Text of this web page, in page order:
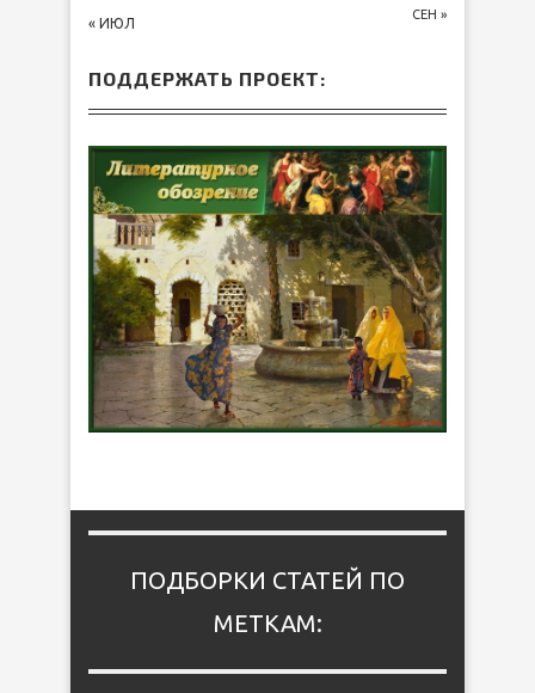
« ИЮЛ
СЕН »
ПОДДЕРЖАТЬ ПРОЕКТ:
ПОДБОРКИ СТАТЕЙ ПО
МЕТКАМ: